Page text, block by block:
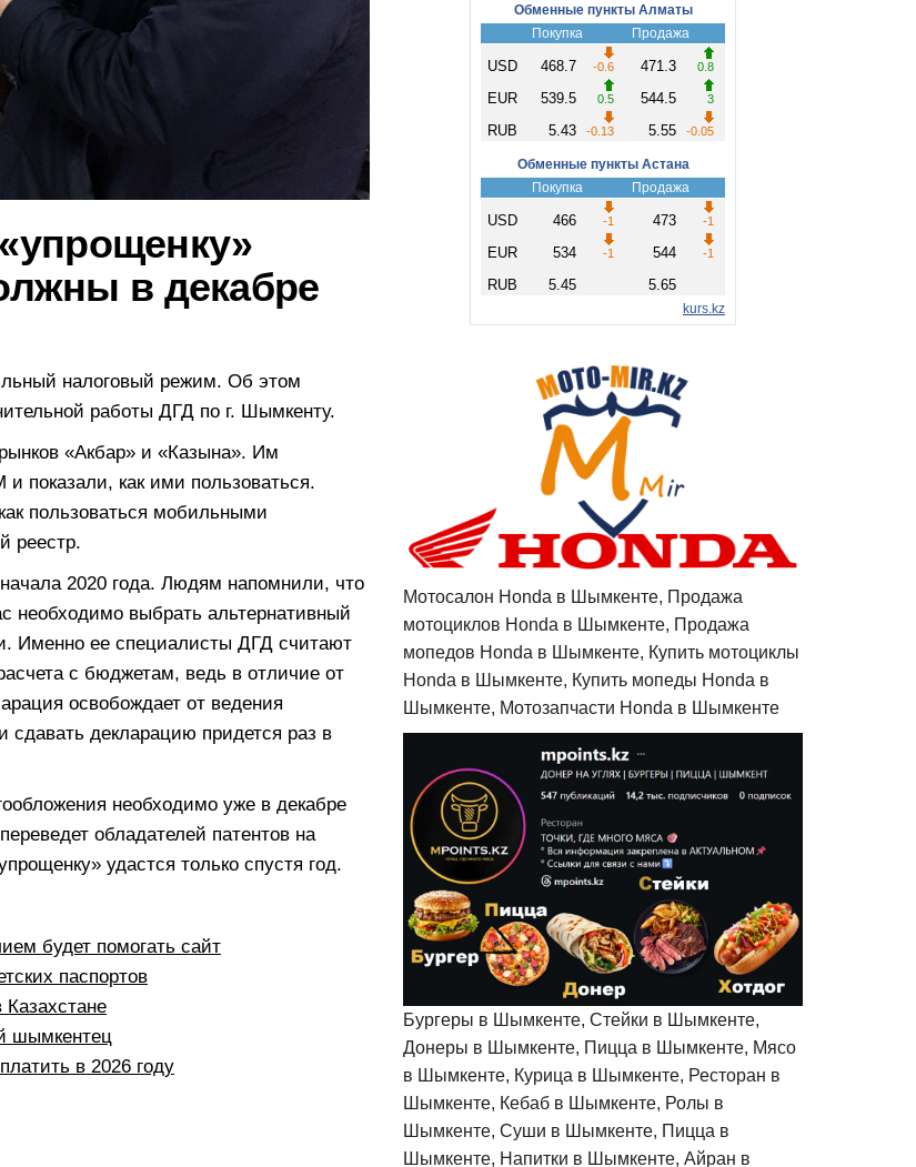
в декабре
налоговый режим. Об этом
работы ДГД по г. Шымкенту.
«Акбар» и «Казына». Им
показали, как ими пользоваться.
пользоваться мобильными
реестр.
2020 года. Людям напомнили, что
необходимо выбрать альтернативный
Именно ее специалисты ДГД считают
с бюджетам, ведь в отличие от
освобождает от ведения
сдавать декларацию придется раз в
необходимо уже в декабре
обладателей патентов на
удастся только спустя год.
будет помогать сайт
паспортов
шымкентец
в 2026 году
Мотосалон Honda в Шымкенте, Продажа
мотоциклов Honda в Шымкенте, Продажа
мопедов Honda в Шымкенте, Купить мотоциклы
Honda в Шымкенте, Купить мопеды Honda в
Шымкенте, Мотозапчасти Honda в Шымкенте
Бургеры в Шымкенте, Стейки в Шымкенте,
Донеры в Шымкенте, Пицца в Шымкенте, Мясо
в Шымкенте, Курица в Шымкенте, Ресторан в
Шымкенте, Кебаб в Шымкенте, Ролы в
Шымкенте, Суши в Шымкенте, Пицца в
Шымкенте, Напитки в Шымкенте, Айран в